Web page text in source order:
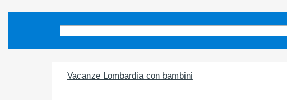
Vacanze Lombardia con bambini